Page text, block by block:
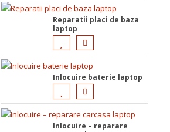
Reparatii placi de baza
laptop
Inlocuire baterie laptop
Inlocuire – reparare